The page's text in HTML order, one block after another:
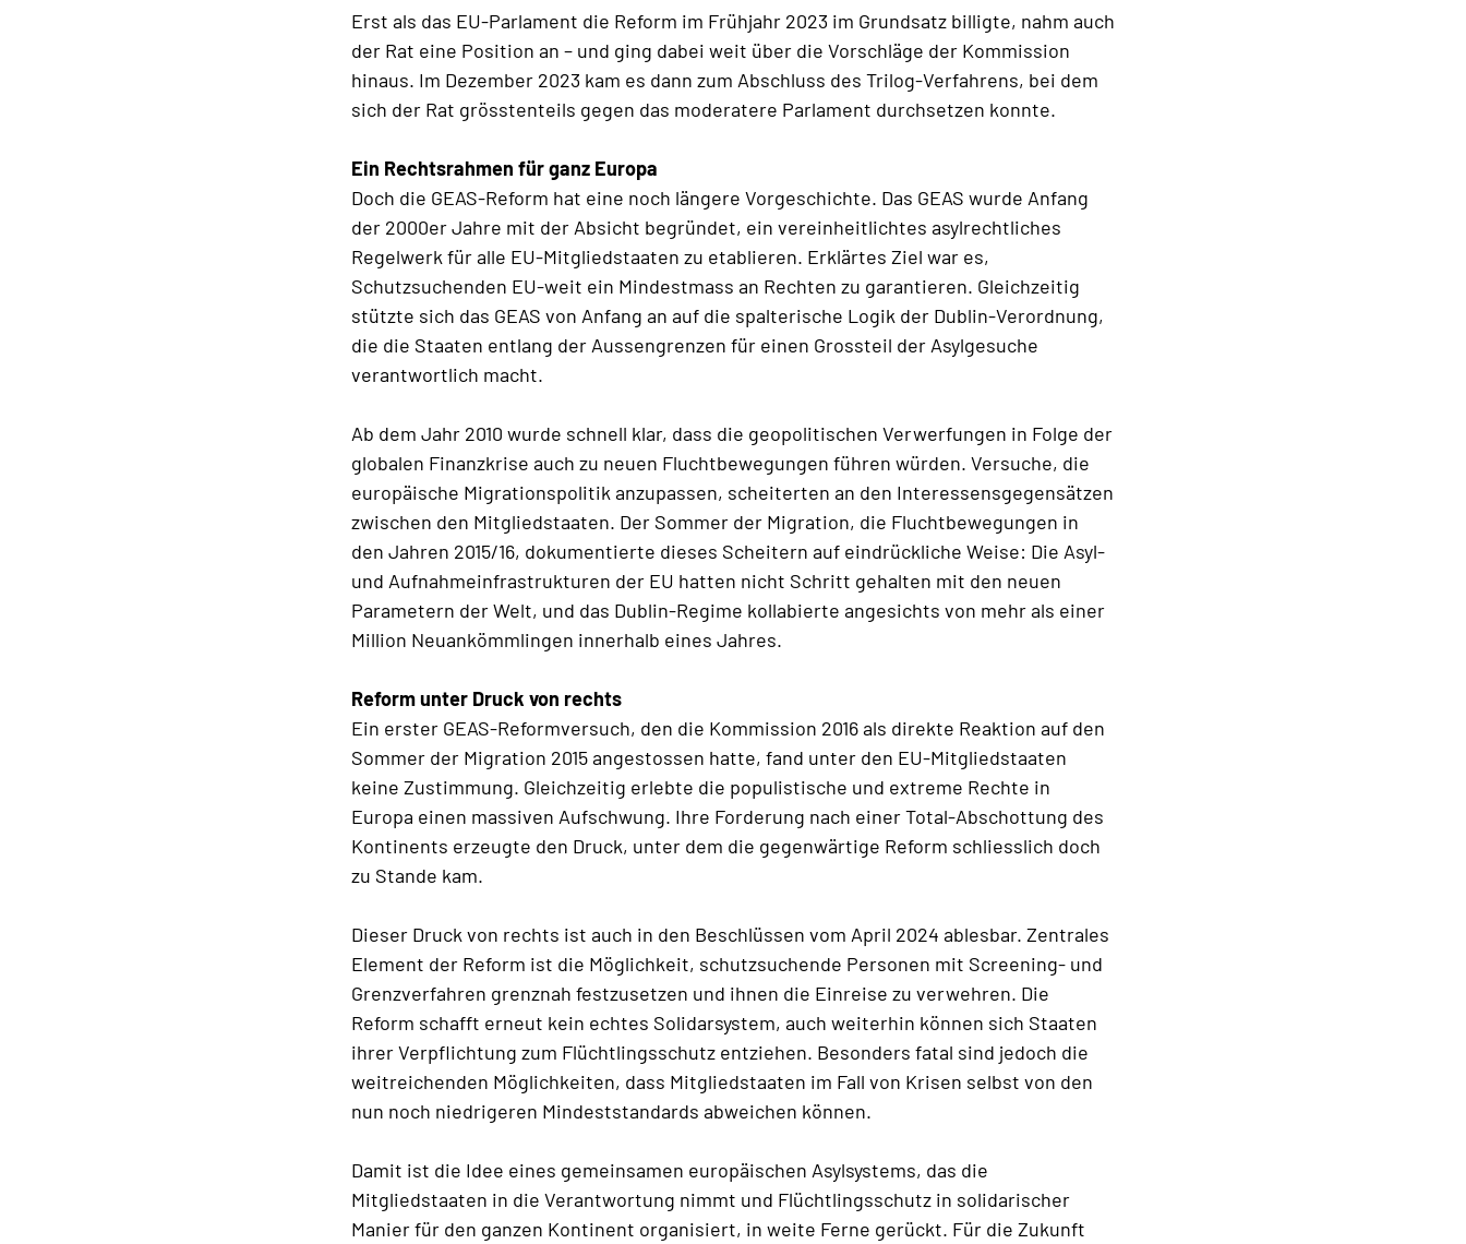
Erst als das EU-Parlament die Reform im Frühjahr 2023 im Grundsatz billigte, nahm auch
der Rat eine Position an – und ging dabei weit über die Vorschläge der Kommission
hinaus. Im Dezember 2023 kam es dann zum Abschluss des Trilog-Verfahrens, bei dem
sich der Rat grösstenteils gegen das moderatere Parlament durchsetzen konnte.
Ein Rechtsrahmen für ganz Europa
Doch die GEAS-Reform hat eine noch längere Vorgeschichte. Das GEAS wurde Anfang
der 2000er Jahre mit der Absicht begründet, ein vereinheitlichtes asylrechtliches
Regelwerk für alle EU-Mitgliedstaaten zu etablieren. Erklärtes Ziel war es,
Schutzsuchenden EU-weit ein Mindestmass an Rechten zu garantieren. Gleichzeitig
stützte sich das GEAS von Anfang an auf die spalterische Logik der Dublin-Verordnung,
die die Staaten entlang der Aussengrenzen für einen Grossteil der Asylgesuche
verantwortlich macht.
Ab dem Jahr 2010 wurde schnell klar, dass die geopolitischen Verwerfungen in Folge der
globalen Finanzkrise auch zu neuen Fluchtbewegungen führen würden. Versuche, die
europäische Migrationspolitik anzupassen, scheiterten an den Interessensgegensätzen
zwischen den Mitgliedstaaten. Der Sommer der Migration, die Fluchtbewegungen in
den Jahren 2015/16, dokumentierte dieses Scheitern auf eindrückliche Weise: Die Asyl-
und Aufnahmeinfrastrukturen der EU hatten nicht Schritt gehalten mit den neuen
Parametern der Welt, und das Dublin-Regime kollabierte angesichts von mehr als einer
Million Neuankömmlingen innerhalb eines Jahres.
Reform unter Druck von rechts
Ein erster GEAS-Reformversuch, den die Kommission 2016 als direkte Reaktion auf den
Sommer der Migration 2015 angestossen hatte, fand unter den EU-Mitgliedstaaten
keine Zustimmung. Gleichzeitig erlebte die populistische und extreme Rechte in
Europa einen massiven Aufschwung. Ihre Forderung nach einer Total-Abschottung des
Kontinents erzeugte den Druck, unter dem die gegenwärtige Reform schliesslich doch
zu Stande kam.
Dieser Druck von rechts ist auch in den Beschlüssen vom April 2024 ablesbar. Zentrales
Element der Reform ist die Möglichkeit, schutzsuchende Personen mit Screening- und
Grenzverfahren grenznah festzusetzen und ihnen die Einreise zu verwehren. Die
Reform schafft erneut kein echtes Solidarsystem, auch weiterhin können sich Staaten
ihrer Verpflichtung zum Flüchtlingsschutz entziehen. Besonders fatal sind jedoch die
weitreichenden Möglichkeiten, dass Mitgliedstaaten im Fall von Krisen selbst von den
nun noch niedrigeren Mindeststandards abweichen können.
Damit ist die Idee eines gemeinsamen europäischen Asylsystems, das die
Mitgliedstaaten in die Verantwortung nimmt und Flüchtlingsschutz in solidarischer
Manier für den ganzen Kontinent organisiert, in weite Ferne gerückt. Für die Zukunft